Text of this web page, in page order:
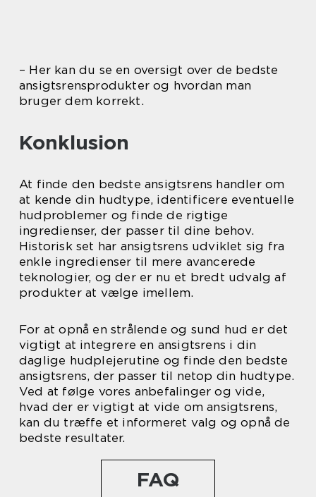
– Her kan du se en oversigt over de bedste
ansigtsrensprodukter og hvordan man
bruger dem korrekt.
Konklusion
At finde den bedste ansigtsrens handler om
at kende din hudtype, identificere eventuelle
hudproblemer og finde de rigtige
ingredienser, der passer til dine behov.
Historisk set har ansigtsrens udviklet sig fra
enkle ingredienser til mere avancerede
teknologier, og der er nu et bredt udvalg af
produkter at vælge imellem.
For at opnå en strålende og sund hud er det
vigtigt at integrere en ansigtsrens i din
daglige hudplejerutine og finde den bedste
ansigtsrens, der passer til netop din hudtype.
Ved at følge vores anbefalinger og vide,
hvad der er vigtigt at vide om ansigtsrens,
kan du træffe et informeret valg og opnå de
bedste resultater.
FAQ